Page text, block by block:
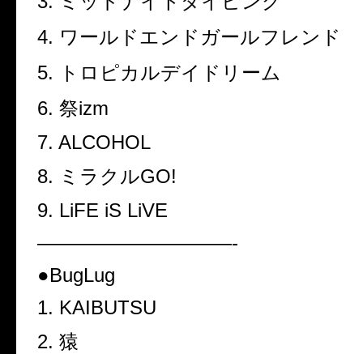
4. ワールドエンドガールフレンド
5.
トロピカルデイドリーム
6. 祭izm
7. ALCOHOL
8. ミラクルGO!
9. LiFE iS LiVE
——————————-
●BugLug
1. KAIBUTSU
2. 猿